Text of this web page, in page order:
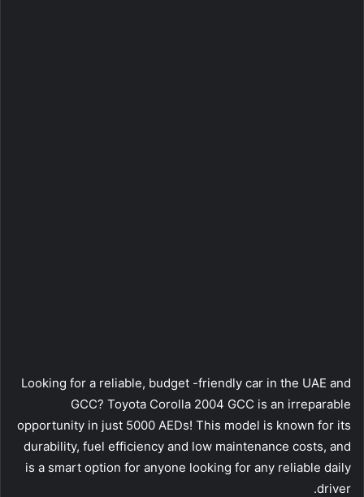
Looking for a reliable, budget -friendly car in the UAE and
GCC? Toyota Corolla 2004 GCC is an irreparable
opportunity in just 5000 AEDs! This model is known for its
durability, fuel efficiency and low maintenance costs, and
is a smart option for anyone looking for any reliable daily
driver.